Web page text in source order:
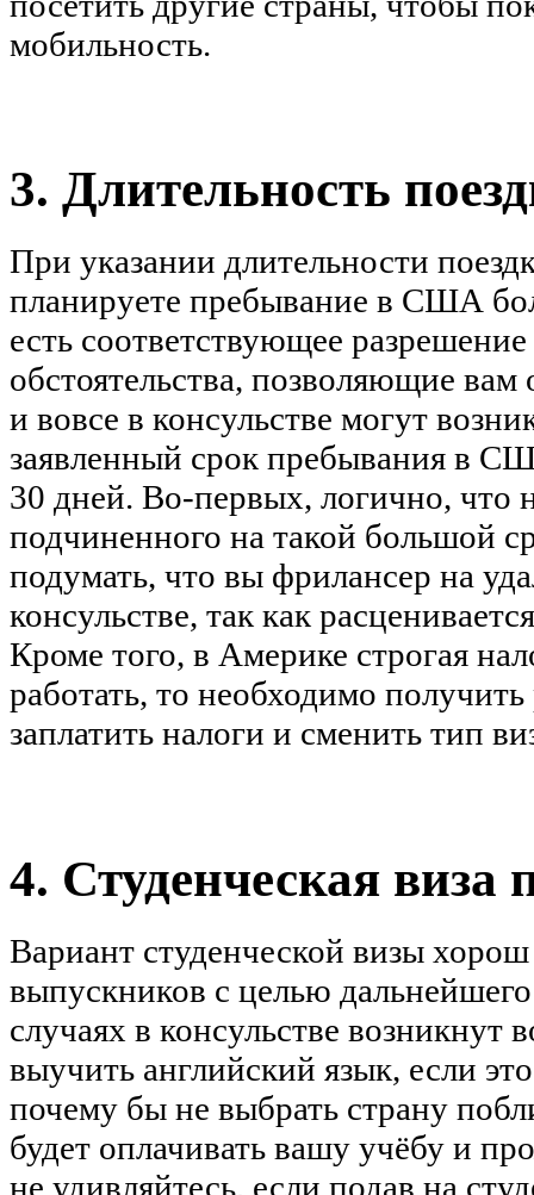
мобильность.
3. Длительность
При указании длительности
планируете пребывание в США
есть соответствующее
обстоятельства, позволяющие вам
и вовсе в консульстве могут
заявленный срок пребывания в
30 дней. Во-первых, логично, что
подчиненного на такой большой
подумать, что вы фрилансер на
консульстве, так как
Кроме того, в Америке строгая
работать, то необходимо
заплатить налоги и сменить тип
4. Студенческая
Вариант студенческой визы
выпускников с целью
случаях в консульстве возникнут
выучить английский язык, если
почему бы не выбрать страну
будет оплачивать вашу учёбу и
не удивляйтесь, если подав на